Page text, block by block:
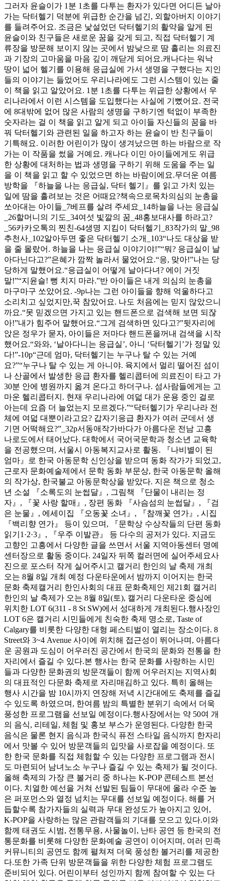
그러자 윤슬이가 1분 1초를 다투는 환자가 있다면 어디든 날아
가는 닥터헬기 덕분에 위급한 순간을 넘긴, 외할아버지 이야기
를 들려주어요. 조금은 낯설었던 닥터헬기의 활약을 알게 된
윤슬이와 친구들은 새로운 꿈을 갖게 되고, 직접 닥터헬기 계
류장을 방문해 보이지 않는 곳에서 밤낮으로 땀 흘리는 의료진
과 기장의 고마움을 마음 깊이 깨닫게 되어요.캐나다는 워낙
땅이 넓어 헬기를 이용해 응급실에 가서 생명을 구했다는 지인
들의 이야기는 들었어도 우리나라에도 그런 시스템이 있는 줄
이 책을 읽고 알았어요. 1분 1초를 다투는 위급한 상황에서 우
리나라에서 이런 시스템을 도입했다는 사실에 기뻤어요. 전국
에 8대밖에 없어 많은 사람의 생명을 구하기엔 턱없이 부족한
숫자라는 걸 이 책을 읽고 알게 되고 아이들 자신들의 꿈을 바
꿔 닥터헬기와 관련된 일을 하고자 하는 윤슬이 반 친구들이
기특해요. 이러한 어린이가 많이 생겨났으면 하는 바람으로 작
가는 이 작품을 썼을 거예요. 캐나다 이민 아이들에게도 위급
한 상황에 대처하는 법과 생명을 구하기 위해 도움을 주는 일
을 이 책을 읽고 할 수 있었으면 하는 바람이에요.무더운 여름
방학을 『하늘을 나는 응급실, 닥터 헬기』를 읽고 가치 있는
일에 땀을 흘려보는 것은 어때요?책속으로목차의심의 눈총을
쏘아대는 아이들_7베프를 살려 주세요_14하늘을 나는 응급실
_26할머니의 기도_34여섯 빛깔의 꿈_48홍보대사를 하라고?
_56카카오톡의 찐친-64생명 지킴이 닥터헬기_83작가의 말_98
추천사_102알아두면 좋은 닥터헬기 소개_103“나도 대상을 받
을 줄 몰랐어. 하늘을 나는 응급실 이야기야!”“뭐? 응급실이 날
아다닌다고?”은혜가 깜짝 놀라서 물었어요.“응, 맞아!”나는 당
당하게 말했어요.“응급실이 어떻게 날아다녀? 에이 거짓
말!”“지윤슬! 뻥 치지 마라.”반 아이들은 내게 의심의 눈총을
마구마구 쏘았어요. -9p나는 그런 아이들을 향해 억울하다고
소리치고 싶었지만,꾹 참았어요. 나도 처음에는 믿지 않았으니
까요.“못 믿겠으면 가지고 있는 핸드폰으로 검색해 보면 되잖
아!”내가 힘주어 말했어요.“그게 검색하면 있다고?”뒷자리에
앉은 정우가 묻자, 아이들은 저마다 핸드폰을꺼내 검색을 시작
했어요.“와와, ‘날아다니는 응급실’, 아니 ‘닥터헬기’가 정말 있
다!”-10p“근데 엄마, 닥터헬기는 누구나 탈 수 있는 거예
요?”“누구나 탈 수 있는 게 아니야. 육지에서 멀리 떨어진 섬이
나 산골에서 발생한 응급 환자를 헬리콥터에 의료진이 타고 가
30분 안에 병원까지 옮겨 온다고 하더구나. 섬사람들에게는 고
마운 헬리콥터지. 현재 우리나라에 여덟 대가 운용 중인 걸로
아는데 요즘 더 늘었는지 모르겠다.”“닥터헬기가 우리나라 전
체에 여덟 대뿐이라고요? 갑자기응급 환자가 여러 군데서 생
기면 어떡해요?”_32p서동애작가바다가 아름다운 전남 고흥
나로도에서 태어났다. 대학에서 국어국문학과 청소년 교육학
을 전공했으며, 서울시 아동복지교사로 활동. 『나비별이 된
엄마』로 한국 아동문학 신인상을 받으며 동화 작가가 되었고,
근로자 문화예술제에서 문학 동화 부문상, 한국 아동문학 올해
의 작가상, 한국불교 아동문학상을 받았다. 지은 책으로 청소
년 소설 『소록도의 눈썹달』, 그림책 『단물이 내리는 정
자』, 『꽃 사랑 할매』, 장편 동화 『사슴섬의 눈썹달』, 『검
은 눈물』, 에세이집 『오동꽃 소녀』, 『참깨꽃 연가』, 시집
『백리향 연가』 등이 있으며, 『문학상 수상작들의 단편 동화
읽기1·2·3』, 『우주 이발관』 등 다수의 공저가 있다. 지금도
고향인 고흥에서 다양한 글을 쓰면서 서울 지역아동센터 명예
센터장으로 활동 중이다. 24일자 뒤쪽 컬러면에 실어주세요사
진으로 포스터 작게 실어주시고 캘거리 한인의 날 축제 개최
오는 8월 8일 개최 예정 다운타운에서 밤까지 이어지는 한국
문화 축제캘거리 한인사회의 대표 문화축제인 제21회 캘거리
한인의 날 축제가 오는 8월 8일(토), 캘거리 다운타운 중심에
위치한 LOT 6(311 - 8 St SW)에서 성대하게 개최된다.행사장인
LOT 6은 캘거리 시민들에게 친숙한 축제 명소로, Taste of
Calgary를 비롯한 다양한 대형 페스티벌이 열리는 장소이다. 8
Street와 3~4 Avenue 사이에 위치해 접근성이 뛰어나며, 아름다
운 공원과 도심이 어우러진 공간에서 한국의 문화와 전통을 한
자리에서 즐길 수 있다.본 행사는 한국 문화를 사랑하는 시민
들과 다양한 문화권의 방문객들이 함께 어우러지는 지역사회
의 대표적인 다문화 축제로 자리매김하고 있다. 특히 올해는
행사 시간을 밤 10시까지 연장해 저녁 시간대에도 축제를 즐길
수 있도록 하였으며, 한여름 밤의 특별한 분위기 속에서 더욱
풍성한 프로그램을 선보일 예정이다.행사장에서는 약 50여 개
의 음식, 리테일, 체험 및 홍보 부스가 운영된다. 다양한 한국
음식은 물론 현지 음식과 한국식 퓨전 스타일 음식까지 한자리
에서 맛볼 수 있어 방문객들의 입맛을 사로잡을 예정이다. 또
한 한국 문화를 직접 체험할 수 있는 다양한 프로그램과 전시
도 마련되어 남녀노소 누구나 즐길 수 있는 축제가 될 것이다.
올해 축제의 가장 큰 볼거리 중 하나는 K-POP 콘테스트 본선
이다. 치열한 예선을 거쳐 선발된 팀들이 무대에 올라 수준 높
은 퍼포먼스와 열정 넘치는 무대를 선보일 예정이다. 해를 거
듭할수록 참가자들의 실력과 무대 완성도가 높아지고 있어,
K-POP을 사랑하는 많은 관람객들의 기대를 모으고 있다.이와
함께 태권도 시범, 전통무용, 사물놀이, 난타 공연 등 한국의 전
통문화를 비롯해 다양한 문화예술 공연이 이어지며, 여러 민족
커뮤니티의 공연도 함께 펼쳐져 더욱 풍성한 볼거리를 제공한
다.또한 가족 단위 방문객들을 위한 다양한 체험 프로그램도
준비되어 있다. 어린이부터 성인까지 함께 참여할 수 있는 다